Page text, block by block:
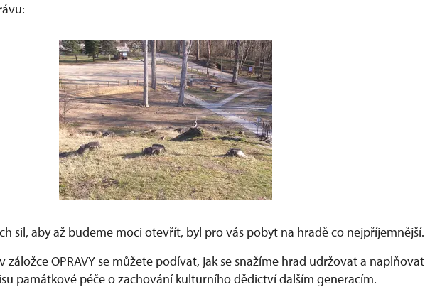
sil, aby až budeme moci otevřít, byl pro vás pobyt na hradě co nejpříjemnější.
záložce OPRAVY se můžete podívat, jak se snažíme hrad udržovat a naplňovat
památkové péče o zachování kulturního dědictví dalším generacím.